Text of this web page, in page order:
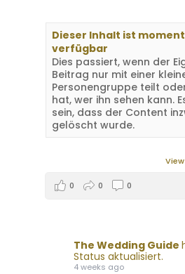
Dieser Inhalt ist
verfügbar
Dies passiert, wenn der
Beitrag nur mit einer
Personengruppe teilt
hat, wer ihn sehen kann.
sein, dass der Content
gelöscht wurde.
0 0 0
The Wedding Guide
Status aktualisiert.
4 weeks ago